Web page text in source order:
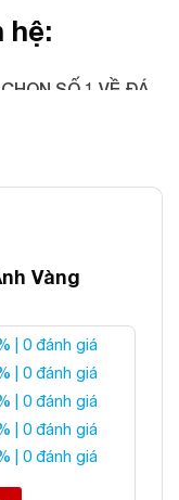
hệ:
SỐ 1 VỀ ĐÁ
Mai, Hà Nội
Vàng
| 0 đánh giá
| 0 đánh giá
| 0 đánh giá
| 0 đánh giá
| 0 đánh giá